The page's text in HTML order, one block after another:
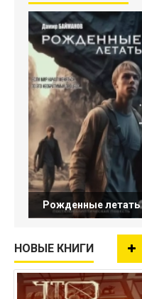
Рожденные летать
НОВЫЕ КНИГИ